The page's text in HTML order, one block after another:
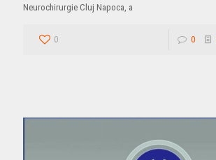
Neurochirurgie Cluj Napoca, a
0 0